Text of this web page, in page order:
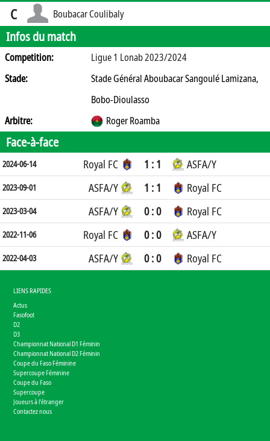
C Boubacar Coulibaly
Infos du match
Competition:
Ligue 1 Lonab 2023/2024
Stade:
Stade Général Aboubacar Sangoulé Lamizana,
Bobo-Dioulasso
Arbitre:
Roger Roamba
Face-à-face
2024-06-14 Royal FC 1 : 1 ASFA/Y
2023-09-01 ASFA/Y 1 : 1 Royal FC
2023-03-04 ASFA/Y 0 : 0 Royal FC
2022-11-06 Royal FC 0 : 0 ASFA/Y
2022-04-03 ASFA/Y 0 : 0 Royal FC
LIENS RAPIDES
Actus
Fasofoot
D2
D3
Championnat National D1 Féminin
Championnat National D2 Féminin
Coupe du Faso Féminine
Supercoupe Féminine
Coupe du Faso
Supercoupe
Joueurs à l'étranger
Contactez nous